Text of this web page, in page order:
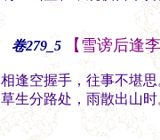
卷279_5 【雪谤后逢
相逢空握手，往事不堪
草生分路处，雨散出山